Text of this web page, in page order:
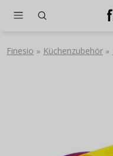
Finesio » Küchenzubehör »